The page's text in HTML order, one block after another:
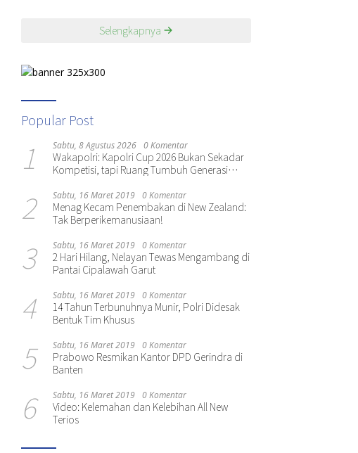
Selengkapnya
Popular Post
1 Sabtu, 8 Agustus 2026 0 Komentar
Wakapolri: Kapolri Cup 2026 Bukan Sekadar
Kompetisi, tapi Ruang Tumbuh Generasi
2 Sabtu, 16 Maret 2019 0 Komentar
Menag Kecam Penembakan di New Zealand:
Tak Berperikemanusiaan!
3 Sabtu, 16 Maret 2019 0 Komentar
2 Hari Hilang, Nelayan Tewas Mengambang di
Pantai Cipalawah Garut
4 Sabtu, 16 Maret 2019 0 Komentar
14 Tahun Terbunuhnya Munir, Polri Didesak
Bentuk Tim Khusus
5 Sabtu, 16 Maret 2019 0 Komentar
Prabowo Resmikan Kantor DPD Gerindra di
Banten
6 Sabtu, 16 Maret 2019 0 Komentar
Video: Kelemahan dan Kelebihan All New
Terios